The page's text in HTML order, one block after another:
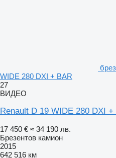
WIDE 280 DXI + BAR
27
ВИДЕО
Renault D 19 WIDE 280 DXI +
17 450 € ≈ 34 190 лв.
Брезентов камион
2015
642 516 км